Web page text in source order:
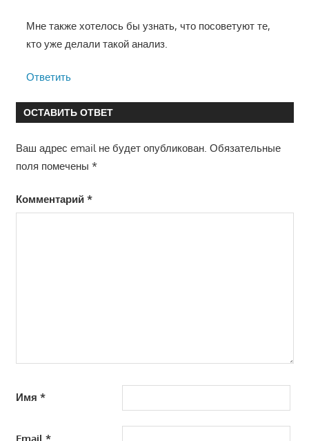
Мне также хотелось бы узнать, что посоветуют те,
кто уже делали такой анализ.
Ответить
ОСТАВИТЬ ОТВЕТ
Ваш адрес email не будет опубликован. Обязательные
поля помечены *
Комментарий *
Имя *